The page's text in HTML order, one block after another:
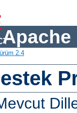
Apache
2.4